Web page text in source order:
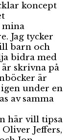
koncept
mina
Jag tycker
barn och
bidra med
skrivna på
är
under en
av samma
här vill tipsa
Jeffers,